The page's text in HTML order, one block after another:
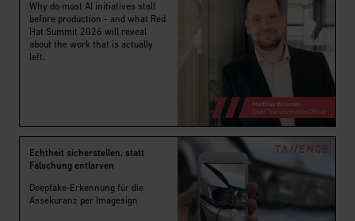
Why do most AI initiatives stall
before production - and what Red
Hat Summit 2026 will reveal
about the work that is actually
left.
Echtheit sicherstellen, statt
Fälschung entlarven
Deepfake‑Erkennung für die
Assekuranz per Imagesign